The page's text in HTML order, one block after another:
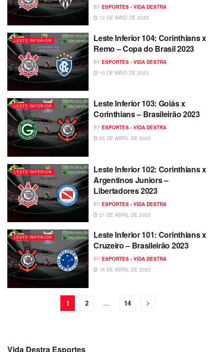
BY ESPORTES - VIDA DESTRA
10 DE MAIO DE 2023
LESTE INFERIOR
Leste Inferior 104: Corinthians x
Remo – Copa do Brasil 2023
BY ESPORTES - VIDA DESTRA
10 DE MAIO DE 2023
LESTE INFERIOR
Leste Inferior 103: Goiás x
Corinthians – Brasileirão 2023
BY ESPORTES - VIDA DESTRA
25 DE ABRIL DE 2023
LESTE INFERIOR
Leste Inferior 102: Corinthians x
Argentinos Juniors –
Libertadores 2023
BY ESPORTES - VIDA DESTRA
21 DE ABRIL DE 2023
LESTE INFERIOR
Leste Inferior 101: Corinthians x
Cruzeiro – Brasileirão 2023
BY ESPORTES - VIDA DESTRA
16 DE ABRIL DE 2023
1 2 … 14
Vida Destra Esportes